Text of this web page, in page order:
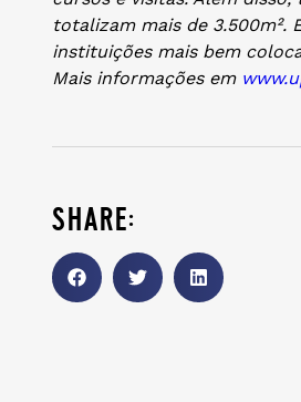
totalizam mais de 3.500m².
instituições mais bem
Mais informações em
share: